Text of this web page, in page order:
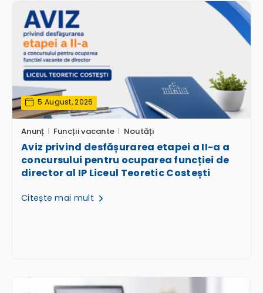
5 August, 2026
Anunț Funcții vacante Noutăți
Aviz privind desfășurarea etapei a II-a a
concursului pentru ocuparea funcției de
director al IP Liceul Teoretic Costești
Citește mai mult